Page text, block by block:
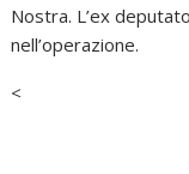
Nostra. L’ex
nell’operazione.
<